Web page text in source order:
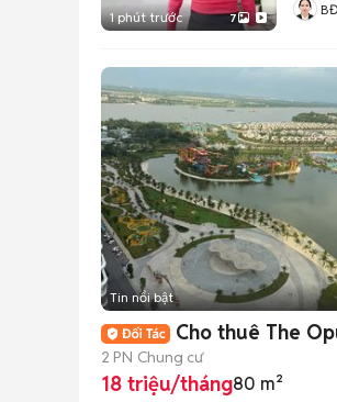
1 phút trước 7
Tin nổi bật
Cho thuê The
2 PN Chung cư
18 triệu/tháng80 m²